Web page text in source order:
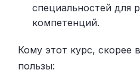
специальностей для
компетенций.
Кому этот курс, скорее
пользы: